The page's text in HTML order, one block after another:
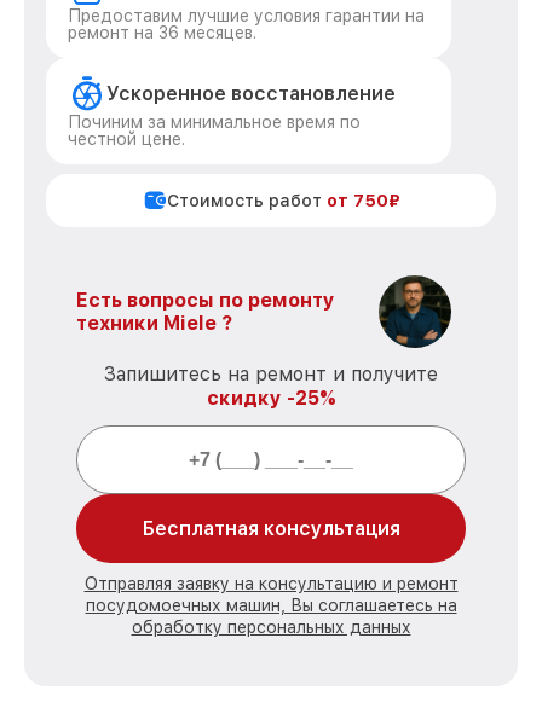
Предоставим лучшие условия гарантии на
ремонт на 36 месяцев.
Ускоренное восстановление
Починим за минимальное время по
честной цене.
Стоимость работ от 750₽
Есть вопросы по ремонту
техники Miele ?
Запишитесь на ремонт и получите
скидку -25%
Бесплатная консультация
Отправляя заявку на консультацию и ремонт
посудомоечных машин, Вы соглашаетесь на
обработку персональных данных